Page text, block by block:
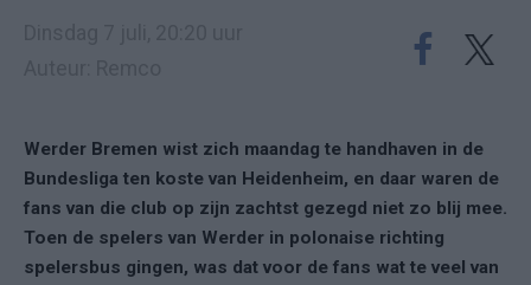
Werder Bremen wist zich maandag te handhaven in de
Bundesliga ten koste van Heidenheim, en daar waren de
fans van die club op zijn zachtst gezegd niet zo blij mee.
Toen de spelers van Werder in polonaise richting
spelersbus gingen, was dat voor de fans wat te veel van